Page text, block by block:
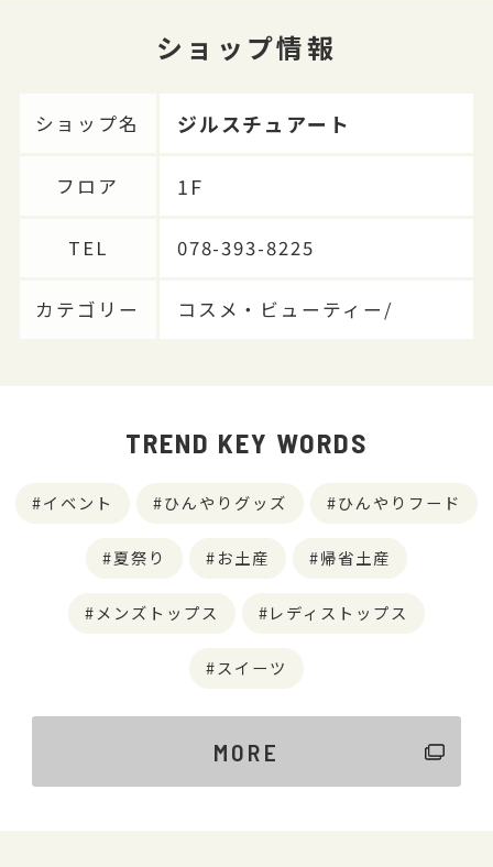
ショップ情報
ショップ名 ジルスチュアート
フロア 1F
TEL 078-393-8225
カテゴリー コスメ・ビューティー/
TREND KEY WORDS
イベント ひんやりグッズ ひんやりフード
夏祭り お土産 帰省土産
メンズトップス レディストップス
スイーツ
MORE